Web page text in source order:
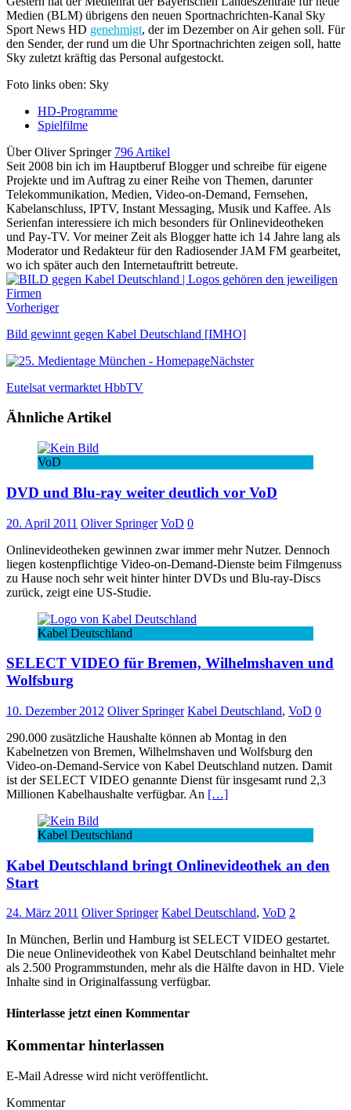
Medien (BLM) übrigens den neuen Sportnachrichten-Kanal Sky
Sport News HD genehmigt, der im Dezember on Air gehen soll. Für
den Sender, der rund um die Uhr Sportnachrichten zeigen soll, hatte
Sky zuletzt kräftig das Personal aufgestockt.
Foto links oben: Sky
HD-Programme
Spielfilme
Über Oliver Springer 796 Artikel
Seit 2008 bin ich im Hauptberuf Blogger und schreibe für eigene
Projekte und im Auftrag zu einer Reihe von Themen, darunter
Telekommunikation, Medien, Video-on-Demand, Fernsehen,
Kabelanschluss, IPTV, Instant Messaging, Musik und Kaffee. Als
Serienfan interessiere ich mich besonders für Onlinevideotheken
und Pay-TV. Vor meiner Zeit als Blogger hatte ich 14 Jahre lang als
Moderator und Redakteur für den Radiosender JAM FM gearbeitet,
wo ich später auch den Internetauftritt betreute.
Vorheriger
Bild gewinnt gegen Kabel Deutschland [IMHO]
Nächster
Eutelsat vermarktet HbbTV
Ähnliche Artikel
VoD
DVD und Blu-ray weiter deutlich vor VoD
20. April 2011 Oliver Springer VoD 0
Onlinevideotheken gewinnen zwar immer mehr Nutzer. Dennoch
liegen kostenpflichtige Video-on-Demand-Dienste beim Filmgenuss
zu Hause noch sehr weit hinter hinter DVDs und Blu-ray-Discs
zurück, zeigt eine US-Studie.
Kabel Deutschland
SELECT VIDEO für Bremen, Wilhelmshaven und
Wolfsburg
10. Dezember 2012 Oliver Springer Kabel Deutschland, VoD 0
290.000 zusätzliche Haushalte können ab Montag in den
Kabelnetzen von Bremen, Wilhelmshaven und Wolfsburg den
Video-on-Demand-Service von Kabel Deutschland nutzen. Damit
ist der SELECT VIDEO genannte Dienst für insgesamt rund 2,3
Millionen Kabelhaushalte verfügbar. An […]
Kabel Deutschland
Kabel Deutschland bringt Onlinevideothek an den
Start
24. März 2011 Oliver Springer Kabel Deutschland, VoD 2
In München, Berlin und Hamburg ist SELECT VIDEO gestartet.
Die neue Onlinevideothek von Kabel Deutschland beinhaltet mehr
als 2.500 Programmstunden, mehr als die Hälfte davon in HD. Viele
Inhalte sind in Originalfassung verfügbar.
Hinterlasse jetzt einen Kommentar
Kommentar hinterlassen
E-Mail Adresse wird nicht veröffentlicht.
Kommentar